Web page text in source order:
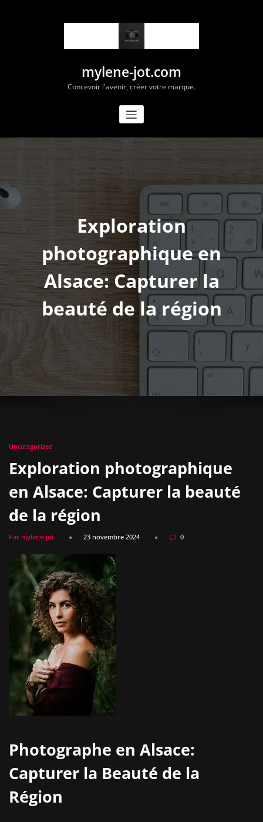
mylene-jot.com
Concevoir l'avenir, créer votre marque.
Exploration
photographique en
Alsace: Capturer la
beauté de la région
Uncategorized
Exploration photographique
en Alsace: Capturer la beauté
de la région
Par mylene-jot 23 novembre 2024 0
Photographe en Alsace:
Capturer la Beauté de la
Région